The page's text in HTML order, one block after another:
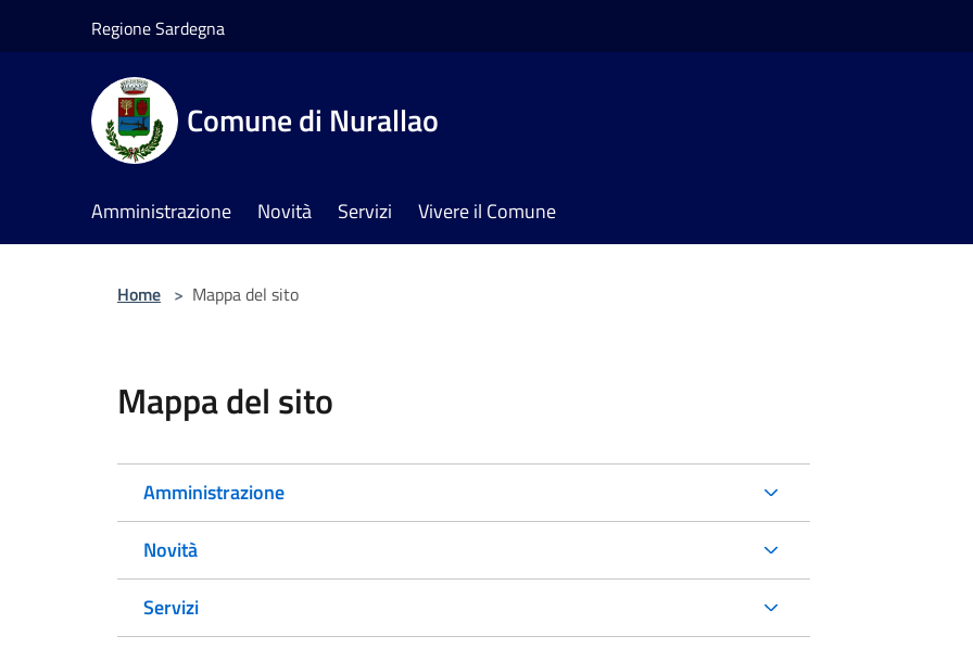
Regione Sardegna
Comune di Nurallao
Amministrazione Novità Servizi Vivere il Comune
Home > Mappa del sito
Mappa del sito
Amministrazione
Novità
Servizi